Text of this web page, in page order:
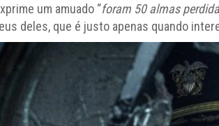
um amuado “foram 50 almas
deles, que é justo apenas quando